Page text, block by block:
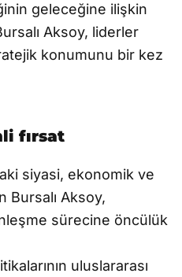
geleceğine ilişkin
Aksoy, liderler
konumunu bir kez
fırsat
siyasi, ekonomik ve
Bursalı Aksoy,
sürecine öncülük
uluslararası